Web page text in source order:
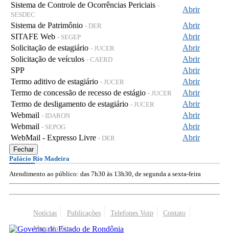
Sistema de Controle de Ocorrências Periciais -
SESDEC
Abrir
Sistema de Patrimônio - DER
Abrir
SITAFE Web - SEGEP
Abrir
Solicitação de estagiário - JUCER
Abrir
Solicitação de veículos - CAERD
Abrir
SPP
Abrir
Termo aditivo de estagiário - JUCER
Abrir
Termo de concessão de recesso de estágio - JUCER
Abrir
Termo de desligamento de estagiário - JUCER
Abrir
Webmail - IDARON
Abrir
Webmail - SEPOG
Abrir
WebMail - Expresso Livre - DER Abrir
Fechar
Palácio Rio Madeira
Atendimento ao público: das 7h30 às 13h30, de segunda a sexta-feira
Notícias Publicações Telefones Voip
Contato
Mapa do Site